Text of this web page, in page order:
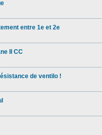
entre 1e et 2e
II CC
de ventilo !